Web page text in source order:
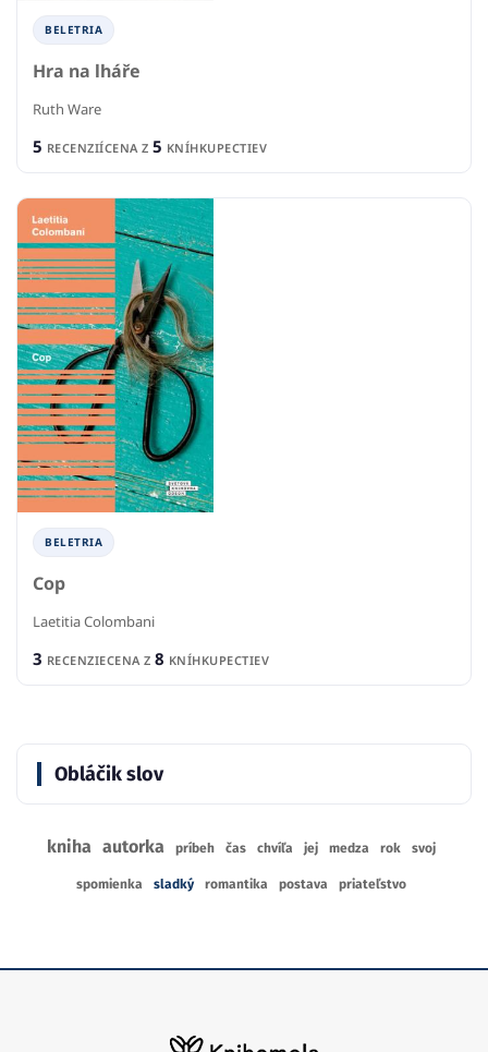
BELETRIA
Hra na lháře
Ruth Ware
5 RECENZIÍCENA Z 5 KNÍHKUPECTIEV
BELETRIA
Cop
Laetitia Colombani
3 RECENZIECENA Z 8 KNÍHKUPECTIEV
Obláčik slov
kniha autorka príbeh čas chvíľa jej medza rok svoj
spomienka sladký romantika postava priateľstvo